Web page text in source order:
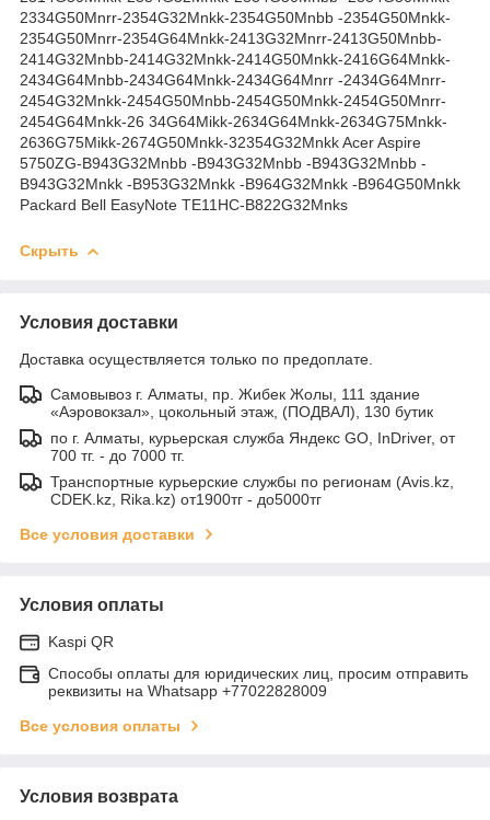
2334G50Mnrr-2354G32Mnkk-2354G50Mnbb -2354G50Mnkk-
2354G50Mnrr-2354G64Mnkk-2413G32Mnrr-2413G50Mnbb-
2414G32Mnbb-2414G32Mnkk-2414G50Mnkk-2416G64Mnkk-
2434G64Mnbb-2434G64Mnkk-2434G64Mnrr -2434G64Mnrr-
2454G32Mnkk-2454G50Mnbb-2454G50Mnkk-2454G50Mnrr-
2454G64Mnkk-26 34G64Mikk-2634G64Mnkk-2634G75Mnkk-
2636G75Mikk-2674G50Mnkk-32354G32Mnkk Acer Aspire
5750ZG-B943G32Mnbb -B943G32Mnbb -B943G32Mnbb -
B943G32Mnkk -B953G32Mnkk -B964G32Mnkk -B964G50Mnkk
Packard Bell EasyNote TE11HC-B822G32Mnks
Скрыть
Условия доставки
Доставка осуществляется только по предоплате.
Самовывоз г. Алматы, пр. Жибек Жолы, 111 здание
«Аэровокзал», цокольный этаж, (ПОДВАЛ), 130 бутик
по г. Алматы, курьерская служба Яндекс GO, InDriver, от
700 тг. - до 7000 тг.
Транспортные курьерские службы по регионам (Avis.kz,
CDEK.kz, Rika.kz) от1900тг - до5000тг
Все условия доставки
Условия оплаты
Kaspi QR
Способы оплаты для юридических лиц, просим отправить
реквизиты на Whatsapp +77022828009
Все условия оплаты
Условия возврата